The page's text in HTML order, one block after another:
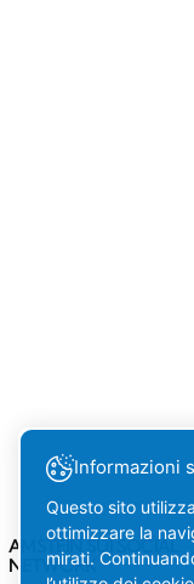
AMSTEIN SUI SOCIAL
NETWORK
Informazioni
Questo sito
ottimizzare la
mirati.